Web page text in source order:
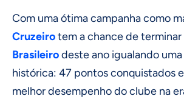
Com uma ótima campanha como
Cruzeirotem a chance de terminar
Brasileirodeste ano igualando
histórica: 47 pontos conquistados
melhor desempenho do clube na